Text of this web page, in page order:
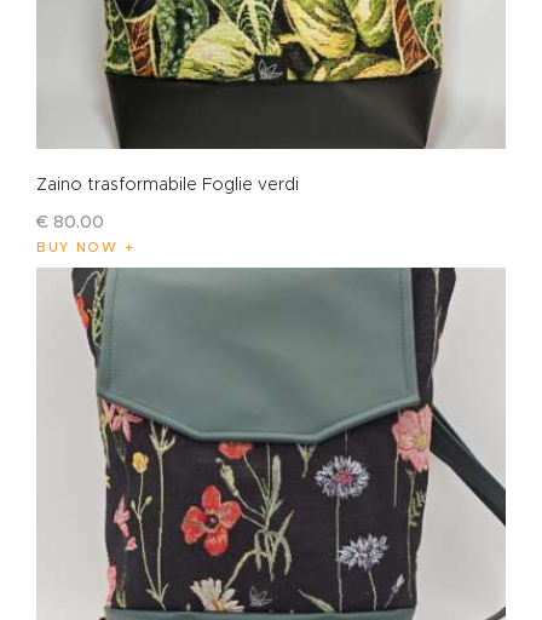
Zaino trasformabile Foglie verdi
€ 80.00
BUY NOW